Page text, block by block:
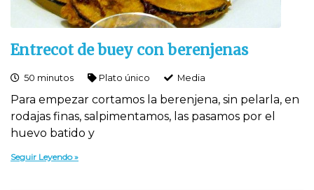
Entrecot de buey con berenjenas
50 minutos Plato único Media
Para empezar cortamos la berenjena, sin pelarla, en
rodajas finas, salpimentamos, las pasamos por el
huevo batido y
Seguir Leyendo